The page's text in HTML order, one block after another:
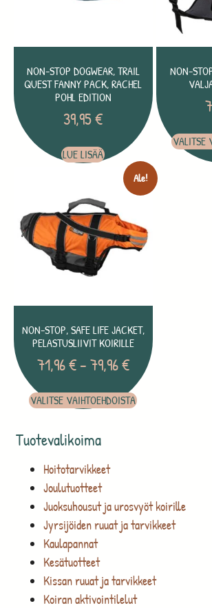
Tuotevalikoima
Hoitotarvikkeet
Joulutuotteet
Juoksuhousut ja urosvyöt koirille
Jyrsijöiden ruuat ja tarvikkeet
Kaulapannat
Kesätuotteet
Kissan ruuat ja tarvikkeet
Koiran aktivointilelut
NON-STOP DOGWEAR, TRAIL
QUEST FANNY PACK, RACHEL
POHL EDITION
39,95€
LUE LISÄÄ
NON-
VALITSE
Ale!
NON-STOP, SAFE LIFE JACKET,
PELASTUSLIIVIT KOIRILLE
71,96€ –79,96€
VALITSE VAIHTOEHDOISTA